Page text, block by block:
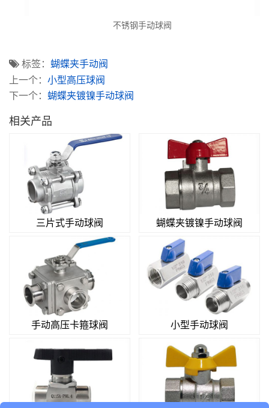
不锈钢手动球阀
标签： 蝴蝶夹手动阀
上一个： 小型高压球阀
下一个： 蝴蝶夹镀镍手动球阀
相关产品
三片式手动球阀 蝴蝶夹镀镍手动球阀
手动高压卡箍球阀 小型手动球阀